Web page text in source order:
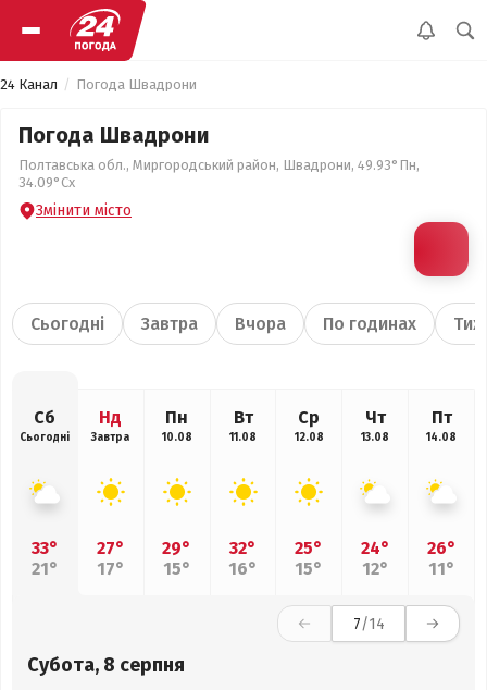
24 Канал Погода Швадрони
Погода Швадрони
Полтавська обл., Миргородський район, Швадрони, 49.93°Пн,
34.09°Сх
Змінити місто
Сьогодні Завтра Вчора По годинах
Сб
Сьогодні
33°
21°
Нд
Завтра
27°
17°
Пн
10.08
29°
15°
Вт
11.08
32°
16°
Ср
12.08
25°
15°
Чт
13.08
24°
12°
Пт
14.08
26°
11°
7/14
Субота, 8 серпня